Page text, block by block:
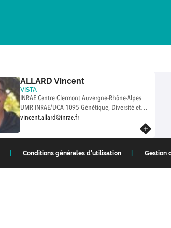
ALLARD Vincent
VISTA
INRAE Centre Clermont Auvergne-Rhône-Alpes
UMR INRAE/UCA 1095 Génétique, Diversité et
Ecophysiologie des Céréales Site de Crouël 5
Chemin de Beaulieu 63000 CLERMONT-FERRAND
FRANCE
vincent.allard@inrae.fr
Conditions générales d'utilisation Gestion